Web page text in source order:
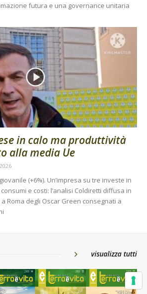
futura e una governance unitaria
in calo ma produttività
alla media Ue
(+6%). Un’impresa su tre investe in
e costi: l’analisi Coldiretti diffusa in
Roma degli Oscar Green consegnati a
visualizza tutti